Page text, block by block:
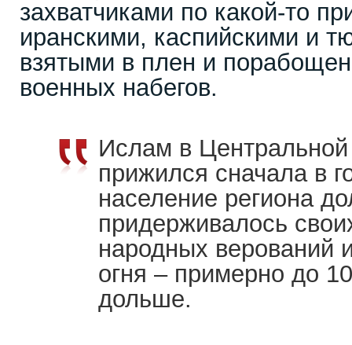
захватчиками по какой-то
иранскими, каспийскими и
взятыми в плен и
военных набегов.
Ислам в
прижился сначала в
население региона
придерживалось
народных верований
огня – примерно до
дольше.